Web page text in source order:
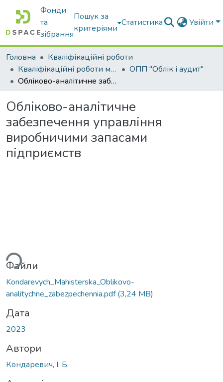
Фонди
та
зібрання
Пошук за
критеріями
Статистика Увійти
Головна
Кваліфікаційні роботи
Кваліфікаційні роботи магістрів
ОПП "Облік і аудит"
Обліково-аналітичне забезпечення управління виробничими запасами підприємств
Обліково-аналітичне
забезпечення управління
виробничими запасами
підприємств
Файли
Kondarevych_Mahisterska_Oblikovo-
analitychne_zabezpechennia.pdf(3,24 MB)
Дата
2023
Автори
Кондаревич, І. Б.